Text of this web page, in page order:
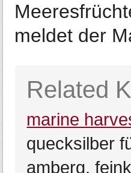
meldet der
Related
marine
quecksilber
amberg,